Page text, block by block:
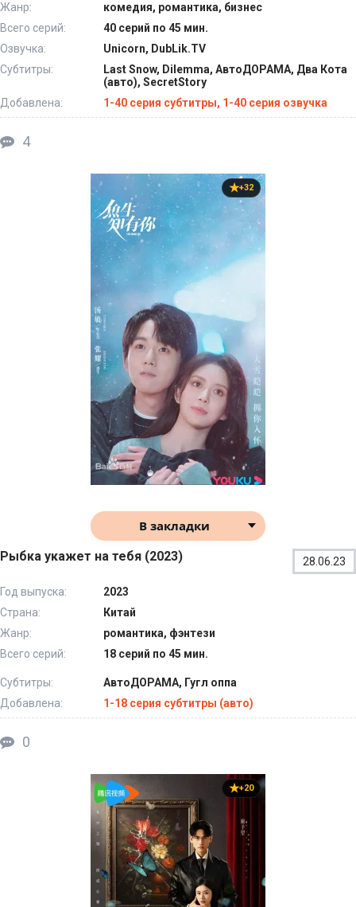
Жанр:
комедия, романтика, бизнес
Всего серий:
40 серий по 45 мин.
Озвучка:
Unicorn, DubLik.TV
Субтитры:
Last Snow, Dilemma, АвтоДОРАМА, Два Кота
(авто), SecretStory
Добавлена:
1-40 серия субтитры, 1-40 серия озвучка
4
+32
В закладки
Рыбка укажет на тебя (2023) 28.06.23
Год выпуска:
2023
Страна:
Китай
Жанр:
романтика, фэнтези
Всего серий:
18 серий по 45 мин.
Субтитры:
АвтоДОРАМА, Гугл оппа
Добавлена:
1-18 серия субтитры (авто)
0
+20